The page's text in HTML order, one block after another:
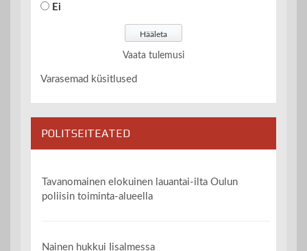
Ei
Vaata tulemusi
Varasemad küsitlused
POLITSEITEATED
Tavanomainen elokuinen lauantai-ilta Oulun
poliisin toiminta-alueella
Nainen hukkui Iisalmessa